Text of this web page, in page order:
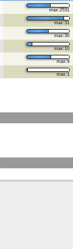
max:2531
max:31
max:30
max:10
max:9
max:1